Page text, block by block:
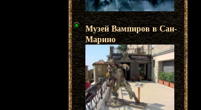
Музей Вампиров в Сан-
Марино